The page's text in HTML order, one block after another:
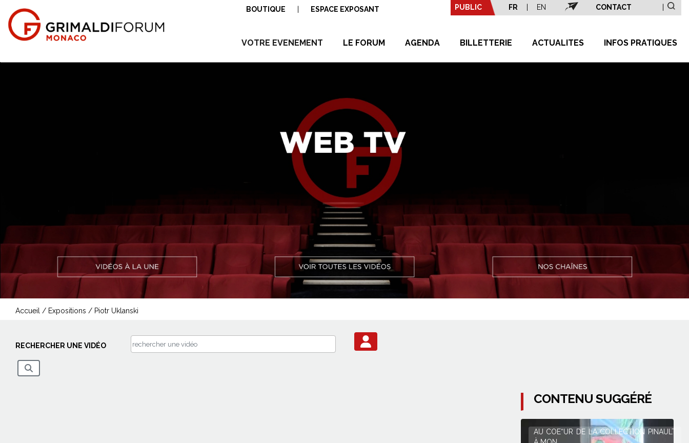
BOUTIQUE ESPACE EXPOSANT PUBLIC FR EN CONTACT
VOTRE EVENEMENT LE FORUM AGENDA BILLETTERIE ACTUALITES INFOS PRATIQUES
Accueil / Expositions / Piotr Uklanski
RECHERCHER UNE VIDÉO
CONTENU SUGGÉRÉ
AU COE“UR DE LA COLLECTION PINAULT